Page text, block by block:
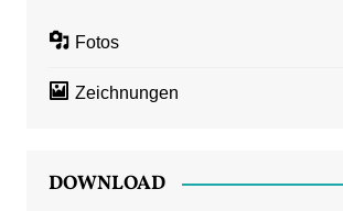
Fotos
Zeichnungen
DOWNLOAD